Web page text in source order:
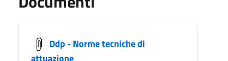
Ddp - Norme tecniche di
attuazione